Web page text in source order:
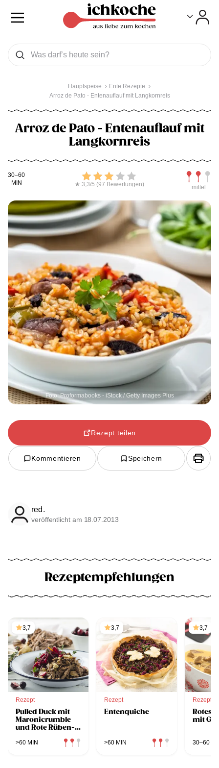
Was wollen Sie suchen
Suchen
Hauptspeise
Ente Rezepte
Arroz de Pato - Entenauflauf mit Langkornreis
Arroz de Pato - Entenauflauf mit
Langkornreis
Kochdauer
30–60
MIN
Bewerten
★ 3,3/5 (97 Bewertungen) mittel
Foto: Proformabooks - iStock / Getty Images Plus
Rezept teilen
Kommentieren Speichern
red.
veröffentlicht am 18.07.2013
Rezeptempfehlungen
3,7
Rezept
Pulled Duck mit
Maronicrumble
und Rote Rüben-
>60 MIN
3,7
Rezept
Entenquiche
>60 MIN
3,7
Rezept
Rotes
mit
30–60